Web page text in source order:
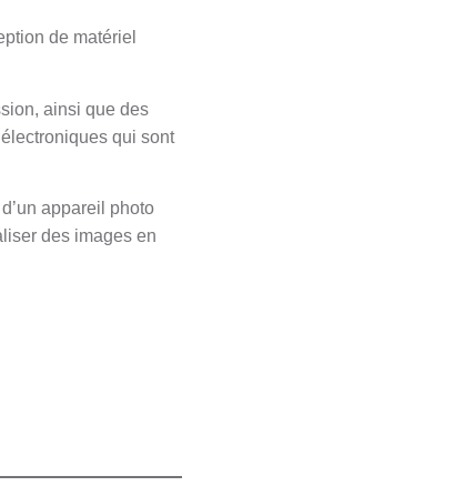
de matériel
ainsi que des
qui sont
appareil photo
des images en